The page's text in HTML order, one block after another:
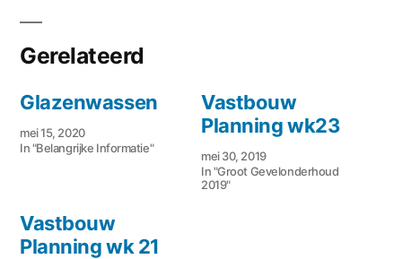
Gerelateerd
Glazenwassen
mei 15, 2020
In "Belangrijke Informatie"
Vastbouw
Planning wk23
mei 30, 2019
In "Groot Gevelonderhoud
2019"
Vastbouw
Planning wk 21